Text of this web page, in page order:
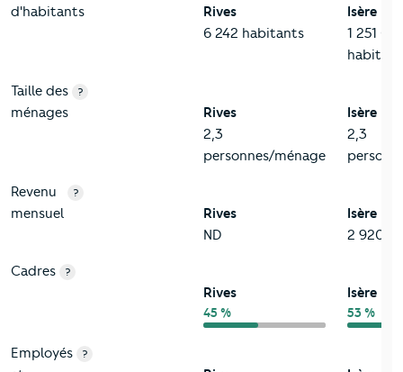
d'habitants
Rives
6 242 habitants
Isère
1 251
Taille des
ménages
?
Rives
2,3
personnes/ménage
Isère
2,3
Revenu
mensuel
?
Rives
ND
Isère
2 920
Cadres ?
Rives
45 %
Isère
53 %
Employés
?